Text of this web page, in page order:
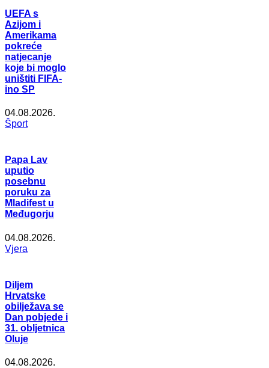
UEFA s
Azijom i
Amerikama
pokreće
natjecanje
koje bi moglo
uništiti FIFA-
ino SP
04.08.2026.
Šport
Papa Lav
uputio
posebnu
poruku za
Mladifest u
Međugorju
04.08.2026.
Vjera
Diljem
Hrvatske
obilježava se
Dan pobjede i
31. obljetnica
Oluje
04.08.2026.